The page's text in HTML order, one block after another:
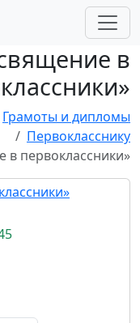
в
Грамоты и дипломы
Первокласснику
первоклассники»